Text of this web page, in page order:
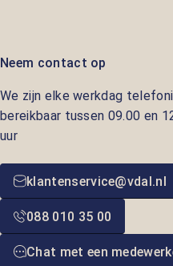
Neem contact op
We zijn elke werkdag
bereikbaar tussen 09.00 en
uur
klantenservice@vdal.nl
088 010 35 00
Chat met een